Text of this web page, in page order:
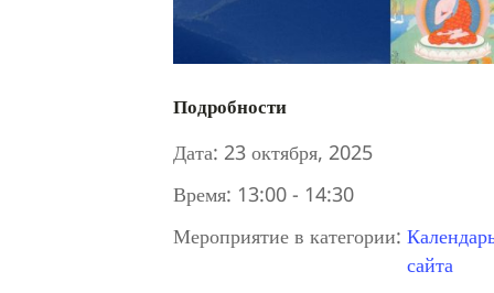
Подробности
Дата: 23 октября, 2025
Время: 13:00 - 14:30
Мероприятие в категории:
сайта